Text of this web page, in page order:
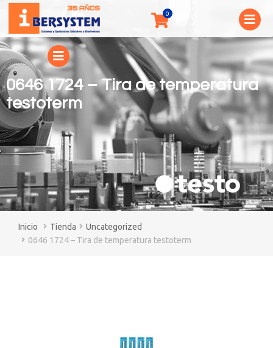
0646 1724 – Tira de temperatura
testoterm
You are here:
Tienda
Uncategorized
0646 1724 – Tira de temperatura testoterm